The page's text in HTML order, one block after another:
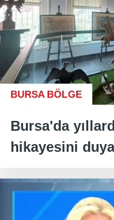
BURSA BÖLGE
Bursa'da
hikayesini